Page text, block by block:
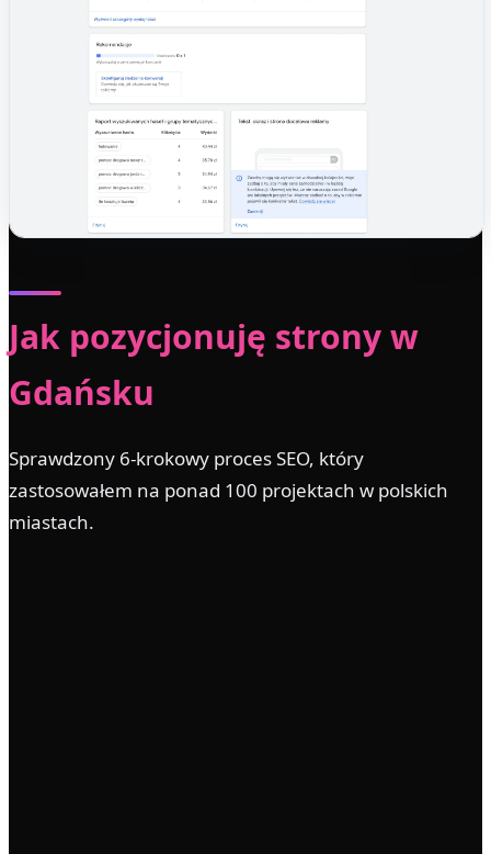
Jak pozycjonuję strony w
Gdańsku
Sprawdzony 6-krokowy proces SEO, który
zastosowałem na ponad 100 projektach w polskich
miastach.